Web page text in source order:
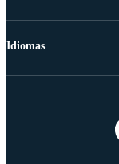
Idiomas